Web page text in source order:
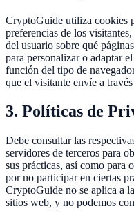
CryptoGuide utiliza cookies
preferencias de los
del usuario sobre qué
para personalizar o adaptar
función del tipo de
que el visitante envíe a
3. Políticas de
Debe consultar las
servidores de terceros para
sus prácticas, así como para
por no participar en ciertas
CryptoGuide no se aplica a
sitios web, y no podemos